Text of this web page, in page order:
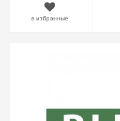
в избранные